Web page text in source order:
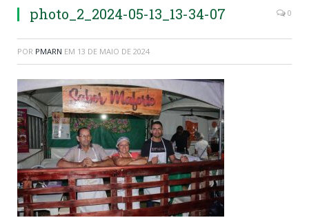
photo_2_2024-05-13_13-34-07 0
POR PMARN EM 13 DE MAIO DE 2024